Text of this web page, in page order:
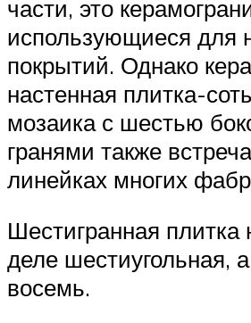
части, это
использующиеся для
покрытий. Однако
настенная плитка-
мозаика с шестью
гранями также
линейках многих
Шестигранная плитка
деле шестиугольная,
восемь.